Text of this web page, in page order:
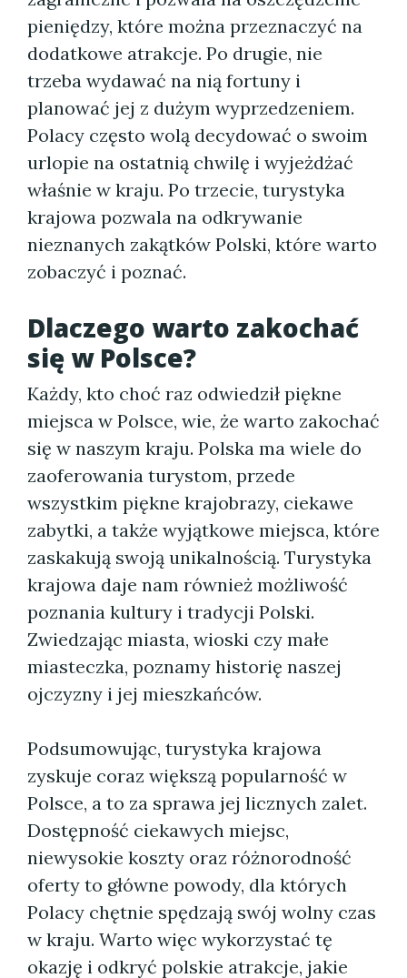
pieniędzy, które można przeznaczyć na
dodatkowe atrakcje. Po drugie, nie
trzeba wydawać na nią fortuny i
planować jej z dużym wyprzedzeniem.
Polacy często wolą decydować o swoim
urlopie na ostatnią chwilę i wyjeżdżać
właśnie w kraju. Po trzecie, turystyka
krajowa pozwala na odkrywanie
nieznanych zakątków Polski, które warto
zobaczyć i poznać.
Dlaczego warto zakochać
się w Polsce?
Każdy, kto choć raz odwiedził piękne
miejsca w Polsce, wie, że warto zakochać
się w naszym kraju. Polska ma wiele do
zaoferowania turystom, przede
wszystkim piękne krajobrazy, ciekawe
zabytki, a także wyjątkowe miejsca, które
zaskakują swoją unikalnością. Turystyka
krajowa daje nam również możliwość
poznania kultury i tradycji Polski.
Zwiedzając miasta, wioski czy małe
miasteczka, poznamy historię naszej
ojczyzny i jej mieszkańców.
Podsumowując, turystyka krajowa
zyskuje coraz większą popularność w
Polsce, a to za sprawa jej licznych zalet.
Dostępność ciekawych miejsc,
niewysokie koszty oraz różnorodność
oferty to główne powody, dla których
Polacy chętnie spędzają swój wolny czas
w kraju. Warto więc wykorzystać tę
okazję i odkryć polskie atrakcje, jakie